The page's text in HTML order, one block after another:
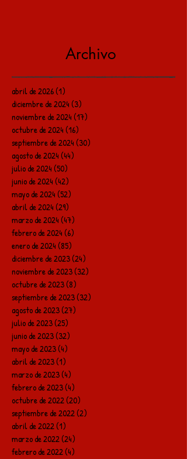
Archivo
abril de 2026(1)
diciembre de 2024(3)
noviembre de 2024(17)
octubre de 2024(16)
septiembre de 2024(30)
agosto de 2024(44)
julio de 2024(50)
junio de 2024(42)
mayo de 2024(52)
abril de 2024(29)
marzo de 2024(47)
febrero de 2024(6)
enero de 2024(85)
diciembre de 2023(24)
noviembre de 2023(32)
octubre de 2023(8)
septiembre de 2023(32)
agosto de 2023(27)
julio de 2023(25)
junio de 2023(32)
mayo de 2023(4)
abril de 2023(1)
marzo de 2023(4)
febrero de 2023(4)
octubre de 2022(20)
septiembre de 2022(2)
abril de 2022(1)
marzo de 2022(24)
febrero de 2022(4)